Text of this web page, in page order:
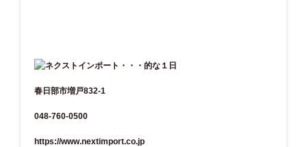
春日部市増戸832-1
048-760-0500
https://www.nextimport.co.jp